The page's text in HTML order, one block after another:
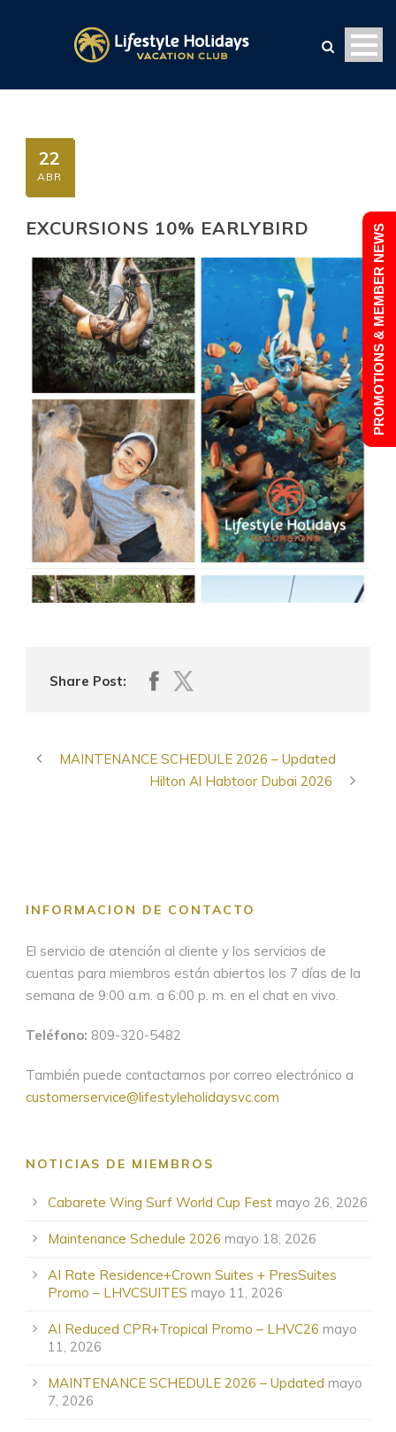
22
ABR
EXCURSIONS 10% EARLYBIRD
Share Post:
MAINTENANCE SCHEDULE 2026 – Updated
Hilton Al Habtoor Dubai 2026
INFORMACION DE CONTACTO
El servicio de atención al cliente y los servicios de
cuentas para miembros están abiertos los 7 días de la
semana de 9:00 a.m. a 6:00 p. m. en el chat en vivo.
Teléfono: 809-320-5482
También puede contactarnos por correo electrónico a
customerservice@lifestyleholidaysvc.com
NOTICIAS DE MIEMBROS
Cabarete Wing Surf World Cup Fest mayo 26, 2026
Maintenance Schedule 2026 mayo 18, 2026
AI Rate Residence+Crown Suites + PresSuites
Promo – LHVCSUITES mayo 11, 2026
AI Reduced CPR+Tropical Promo – LHVC26 mayo
11, 2026
MAINTENANCE SCHEDULE 2026 – Updated mayo
7, 2026
PROMOTIONS & MEMBER NEWS